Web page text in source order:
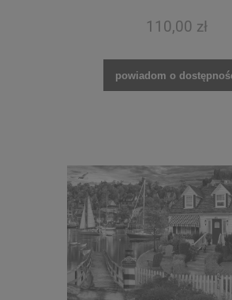
110,00 zł
powiadom o